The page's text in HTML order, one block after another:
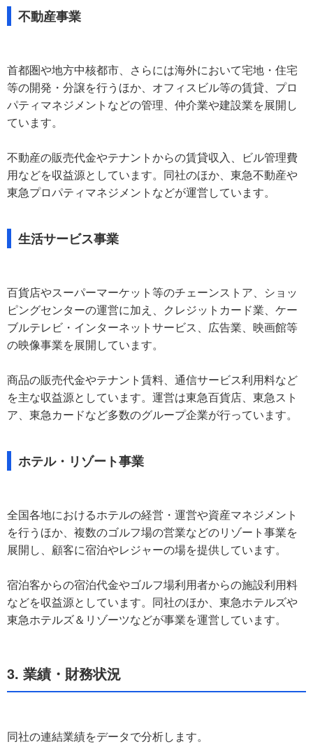
不動産事業
首都圏や地方中核都市、さらには海外において宅地・住宅
等の開発・分譲を行うほか、オフィスビル等の賃貸、プロ
パティマネジメントなどの管理、仲介業や建設業を展開し
ています。
不動産の販売代金やテナントからの賃貸収入、ビル管理費
用などを収益源としています。同社のほか、東急不動産や
東急プロパティマネジメントなどが運営しています。
生活サービス事業
百貨店やスーパーマーケット等のチェーンストア、ショッ
ピングセンターの運営に加え、クレジットカード業、ケー
ブルテレビ・インターネットサービス、広告業、映画館等
の映像事業を展開しています。
商品の販売代金やテナント賃料、通信サービス利用料など
を主な収益源としています。運営は東急百貨店、東急スト
ア、東急カードなど多数のグループ企業が行っています。
ホテル・リゾート事業
全国各地におけるホテルの経営・運営や資産マネジメント
を行うほか、複数のゴルフ場の営業などのリゾート事業を
展開し、顧客に宿泊やレジャーの場を提供しています。
宿泊客からの宿泊代金やゴルフ場利用者からの施設利用料
などを収益源としています。同社のほか、東急ホテルズや
東急ホテルズ＆リゾーツなどが事業を運営しています。
3. 業績・財務状況
同社の連結業績をデータで分析します。